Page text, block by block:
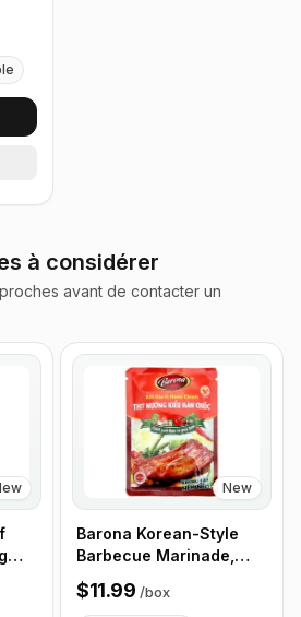
à considérer
avant de contacter un
New
Barona Korean-Style
Barbecue Marinade,
80g pack, Box of 24
Packets
$11.99 /box